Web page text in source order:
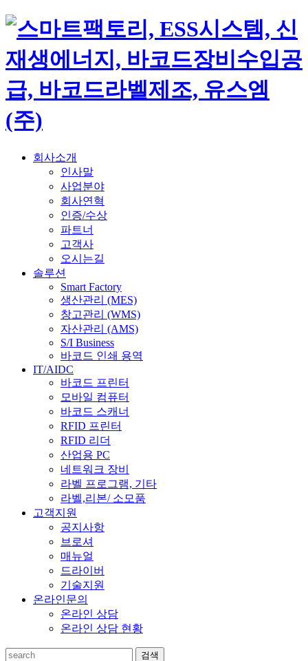
회사소개
인사말
사업분야
회사연혁
인증/수상
파트너
고객사
오시는길
솔루션
Smart Factory
생산관리 (MES)
창고관리 (WMS)
자산관리 (AMS)
S/I Business
바코드 인쇄 용역
IT/AIDC
바코드 프린터
모바일 컴퓨터
바코드 스캐너
RFID 프린터
RFID 리더
산업용 PC
네트워크 장비
라벨 프로그램, 기타
라벨,리본/ 소모품
고객지원
공지사항
브로셔
매뉴얼
드라이버
기술지원
온라인문의
온라인 상담
온라인 상담 현황
검색